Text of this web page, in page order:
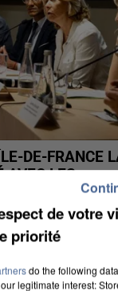
DE-FRANCE
AVEC LES...
de votre
priorité
do the following
legitimate interest: